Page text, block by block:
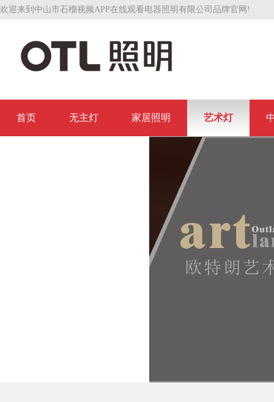
欢迎来到中山市石榴视频APP在线观看电器照明有限公司品牌官网!
首页 无主灯 家居照明 艺术灯